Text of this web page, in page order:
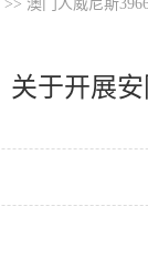
>> 澳门人威尼斯
关于开展